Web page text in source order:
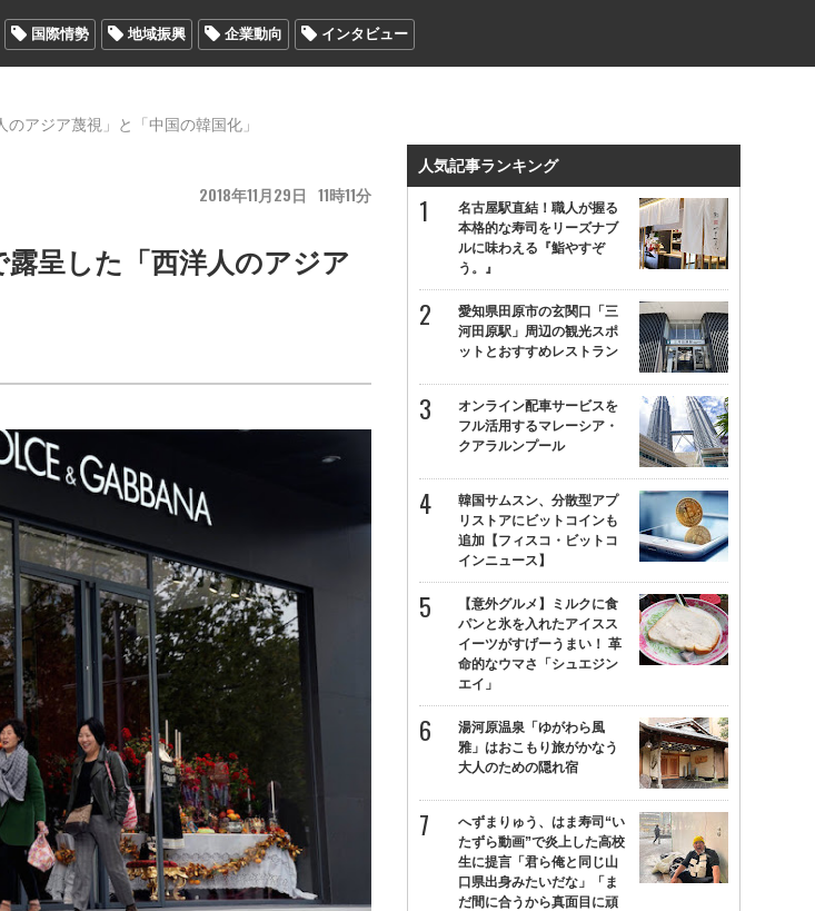
国際情勢 地域振興 企業動向 インタビュー
アジア蔑視」と「中国の韓国化」
2018 11 29 11 11
呈した「西洋人のアジア
人気記事ランキング
名古屋駅直結！職人が握る
本格的な寿司をリーズナブ
ルに味わえる『鮨やすぞ
う。』
愛知県田原市の玄関口「三
河田原駅」周辺の観光スポ
ットとおすすめレストラン
オンライン配車サービスを
フル活用するマレーシア・
クアラルンプール
韓国サムスン、分散型アプ
リストアにビットコインも
追加【フィスコ・ビットコ
インニュース】
【意外グルメ】ミルクに食
パンと氷を入れたアイスス
イーツがすげーうまい！ 革
命的なウマさ「シュエジン
エイ」
湯河原温泉「ゆがわら風
雅」はおこもり旅がかなう
大人のための隠れ宿
へずまりゅう、はま寿司“い
たずら動画”で炎上した高校
生に提言「君ら俺と同じ山
口県出身みたいだな」「ま
だ間に合うから真面目に頑